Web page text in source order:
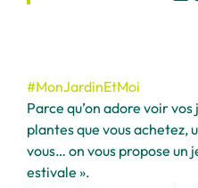
#MonJardinEtMoi
Parce qu’on adore voir
plantes que vous achetez,
vous… on vous propose un
estivale ».